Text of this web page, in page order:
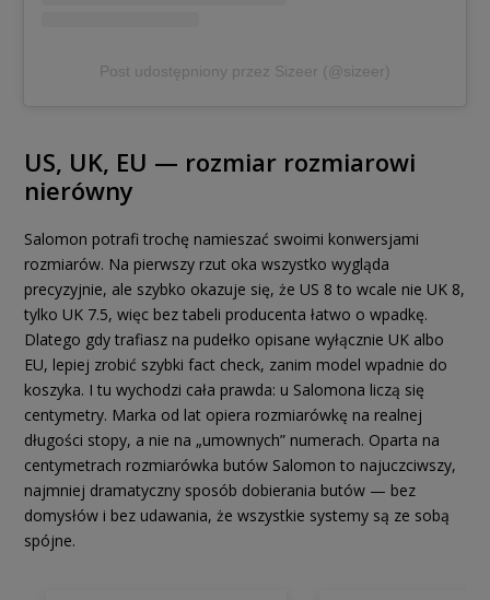
Post udostępniony przez Sizeer (@sizeer)
US, UK, EU — rozmiar rozmiarowi
nierówny
Salomon potrafi trochę namieszać swoimi konwersjami
rozmiarów. Na pierwszy rzut oka wszystko wygląda
precyzyjnie, ale szybko okazuje się, że US 8 to wcale nie UK 8,
tylko UK 7.5, więc bez tabeli producenta łatwo o wpadkę.
Dlatego gdy trafiasz na pudełko opisane wyłącznie UK albo
EU, lepiej zrobić szybki fact check, zanim model wpadnie do
koszyka. I tu wychodzi cała prawda: u Salomona liczą się
centymetry. Marka od lat opiera rozmiarówkę na realnej
długości stopy, a nie na „umownych” numerach. Oparta na
centymetrach rozmiarówka butów Salomon to najuczciwszy,
najmniej dramatyczny sposób dobierania butów — bez
domysłów i bez udawania, że wszystkie systemy są ze sobą
spójne.